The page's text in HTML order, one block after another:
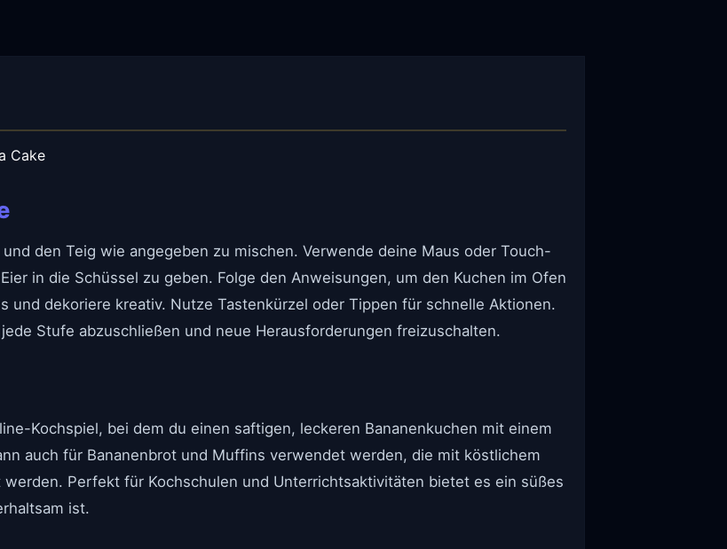
Cake
den Teig wie angegeben zu mischen. Verwende deine Maus oder Touch-
in die Schüssel zu geben. Folge den Anweisungen, um den Kuchen im Ofen
und dekoriere kreativ. Nutze Tastenkürzel oder Tippen für schnelle Aktionen.
Stufe abzuschließen und neue Herausforderungen freizuschalten.
Kochspiel, bei dem du einen saftigen, leckeren Bananenkuchen mit einem
auch für Bananenbrot und Muffins verwendet werden, die mit köstlichem
Perfekt für Kochschulen und Unterrichtsaktivitäten bietet es ein süßes
ist.